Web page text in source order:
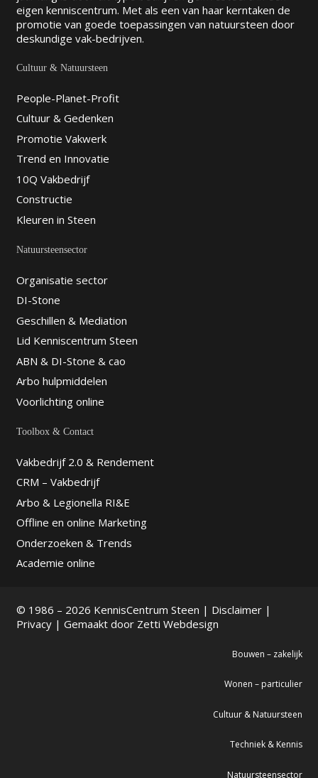
eigen kenniscentrum. Met als een van haar kerntaken de
promotie van goede toepassingen van natuursteen door
deskundige vak-bedrijven.
Cultuur & Natuursteen
People-Planet-Profit
Cultuur & Gedenken
Promotie Vakwerk
Trend en Innovatie
10Q Vakbedrijf
Constructie
Kleuren in Steen
Natuursteensector
Organisatie sector
DI-Stone
Geschillen & Mediation
Lid Kenniscentrum Steen
ABN & DI-Stone & cao
Arbo hulpmiddelen
Voorlichting online
Toolbox & Contact
Vakbedrijf 2.0 & Rendement
CRM – Vakbedrijf
Arbo & Legionella RI&E
Offline en online Marketing
Onderzoeken & Trends
Academie online
© 1986 – 2026 KennisCentrum Steen | Disclaimer|
Privacy| Gemaakt door Zetti Webdesign
Bouwen – zakelijk
Wonen – particulier
Cultuur & Natuursteen
Techniek & Kennis
Natuursteensector